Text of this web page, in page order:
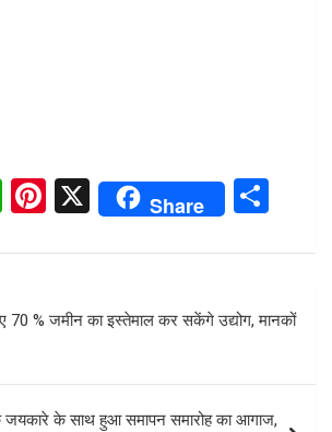
W
at
A
p
Pi
er
es
t
X Share
ar
70 % जमीन का इस्तेमाल कर सकेंगे उद्योग, मानकों
के साथ हुआ समापन समारोह का आगाज,